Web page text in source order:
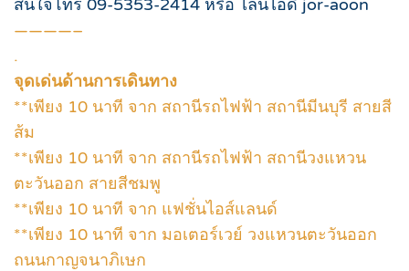
สนใจโทร 09-5353-2414 หรือ ไลน์ไอดี jor-aoon
————–
.
จุดเด่นด้านการเดินทาง
**เพียง 10 นาที จาก สถานีรถไฟฟ้า สถานีมีนบุรี สายสี
ส้ม
**เพียง 10 นาที จาก สถานีรถไฟฟ้า สถานีวงแหวน
ตะวันออก สายสีชมพู
**เพียง 10 นาที จาก แฟชั่นไอส์แลนด์
**เพียง 10 นาที จาก มอเตอร์เวย์ วงแหวนตะวันออก
ถนนกาญจนาภิเษก